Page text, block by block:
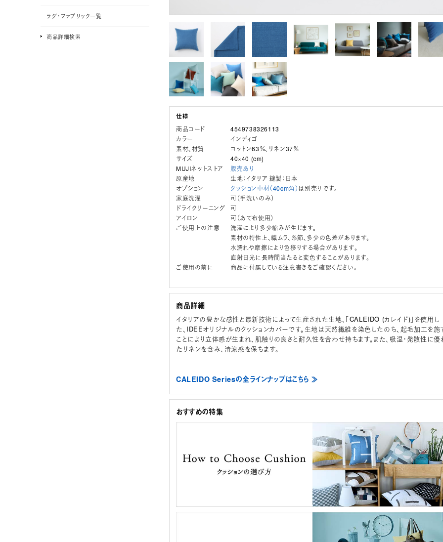
商品コード
4549738326113
カラー
インディゴ
素材、材質
コットン63％、リネン37％
サイズ
40×40 (cm)
MUJIネットストア
販売あり
原産地
生地：イタリア 縫製：日本
オプション
クッション中材（40cm角）は別売りです。
家庭洗濯
可（手洗いのみ）
ドライクリーニング
可
アイロン
可（あて布使用）
ご使用上の注意
洗濯により多少縮みが生じます。
素材の特性上、織ムラ、糸節、多少の色差があります。
水濡れや摩擦により色移りする場合があります。
直射日光に長時間当たると変色することがあります。
ご使用の前に
商品に付属している注意書きをご確認ください。
商品詳細
イタリアの豊かな感性と最新技術によって生産された生地、「CALEIDO (カレイド)」を使用し
た、IDEEオリジナルのクッションカバーです。生地は天然繊維を染色したのち、起毛加工を施
ことにより立体感が生まれ、肌触りの良さと耐久性を合わせ持ちます。また、吸湿・発散性に優
たリネンを含み、清涼感を保ちます。
CALEIDO Seriesの全ラインナップはこちら ≫
おすすめの特集
ラグ・ファブリック一覧
商品詳細検索